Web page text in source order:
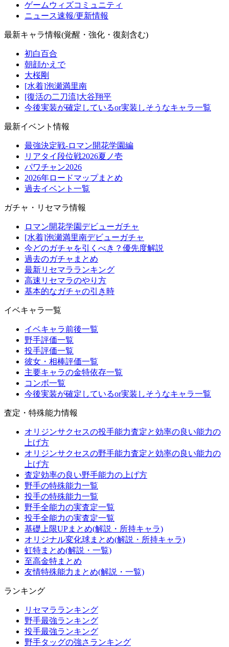
ゲームウィズコミュニティ
ニュース速報/更新情報
最新キャラ情報(覚醒・強化・復刻含む)
初白百合
朝顔かえで
大桜剛
[水着]泡瀬満里南
[復活の二刀流]大谷翔平
今後実装が確定しているor実装しそうなキャラ一覧
最新イベント情報
最強決定戦-ロマン開花学園編
リアタイ段位戦2026夏ノ壱
パワチャン2026
2026年ロードマップまとめ
過去イベント一覧
ガチャ・リセマラ情報
ロマン開花学園デビューガチャ
[水着]泡瀬満里南デビューガチャ
今どのガチャを引くべき？優先度解説
過去のガチャまとめ
最新リセマラランキング
高速リセマラのやり方
基本的なガチャの引き時
イベキャラ一覧
イベキャラ前後一覧
野手評価一覧
投手評価一覧
彼女・相棒評価一覧
主要キャラの金特依存一覧
コンボ一覧
今後実装が確定しているor実装しそうなキャラ一覧
査定・特殊能力情報
オリジンサクセスの投手能力査定と効率の良い能力の
上げ方
オリジンサクセスの野手能力査定と効率の良い能力の
上げ方
査定効率の良い野手能力の上げ方
野手の特殊能力一覧
投手の特殊能力一覧
野手全能力の実査定一覧
投手全能力の実査定一覧
基礎上限UPまとめ(解説・所持キャラ)
オリジナル変化球まとめ(解説・所持キャラ)
虹特まとめ(解説・一覧)
至高金特まとめ
友情特殊能力まとめ(解説・一覧)
ランキング
リセマラランキング
野手最強ランキング
投手最強ランキング
野手タッグの強さランキング